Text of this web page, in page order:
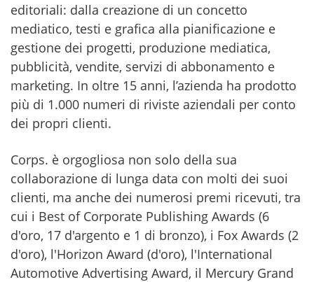
editoriali: dalla creazione di un concetto
mediatico, testi e grafica alla pianificazione e
gestione dei progetti, produzione mediatica,
pubblicità, vendite, servizi di abbonamento e
marketing. In oltre 15 anni, l’azienda ha prodotto
più di 1.000 numeri di riviste aziendali per conto
dei propri clienti.
Corps. è orgogliosa non solo della sua
collaborazione di lunga data con molti dei suoi
clienti, ma anche dei numerosi premi ricevuti, tra
cui i Best of Corporate Publishing Awards (6
d'oro, 17 d'argento e 1 di bronzo), i Fox Awards (2
d'oro), l'Horizon Award (d'oro), l'International
Automotive Advertising Award, il Mercury Grand